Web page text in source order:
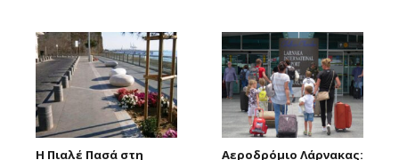
Η Πιαλέ Πασά στη Αεροδρόμιο Λάρνακας: